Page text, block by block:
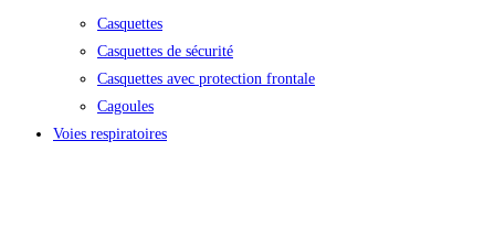
Casquettes
Casquettes de sécurité
Casquettes avec protection frontale
Cagoules
Voies respiratoires